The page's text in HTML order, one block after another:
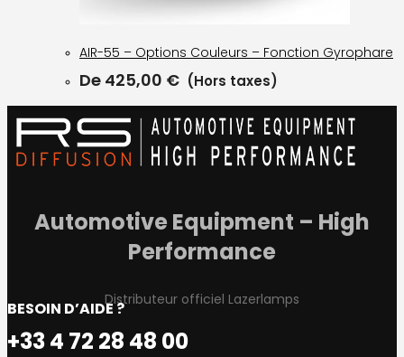
AIR-55 – Options Couleurs – Fonction Gyrophare
De 425,00 € (Hors taxes)
Automotive Equipment – High
Performance
Distributeur officiel Lazerlamps
BESOIN D’AIDE ?
+33 4 72 28 48 00